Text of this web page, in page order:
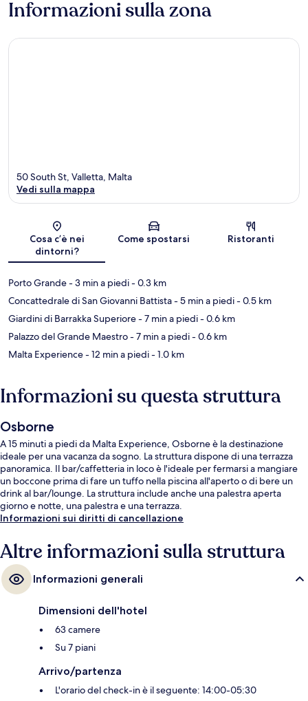
Informazioni sulla zona
Mappa
50 South St, Valletta, Malta
Vedi sulla mappa
Cosa c’è nei
dintorni?
Come spostarsi Ristoranti
Porto Grande- 3 min a piedi- 0.3 km
Concattedrale di San Giovanni Battista- 5 min a piedi- 0.5 km
Giardini di Barrakka Superiore- 7 min a piedi- 0.6 km
Palazzo del Grande Maestro- 7 min a piedi- 0.6 km
Malta Experience- 12 min a piedi- 1.0 km
Informazioni su questa struttura
Osborne
A 15 minuti a piedi da Malta Experience, Osborne è la destinazione
ideale per una vacanza da sogno. La struttura dispone di una terrazza
panoramica. Il bar/caffetteria in loco è l'ideale per fermarsi a mangiare
un boccone prima di fare un tuffo nella piscina all'aperto o di bere un
drink al bar/lounge. La struttura include anche una palestra aperta
giorno e notte, una palestra e una terrazza.
Informazioni sui diritti di cancellazione
Altre informazioni sulla struttura
Informazioni generali
Dimensioni dell'hotel
63 camere
Su 7 piani
Arrivo/partenza
L'orario del check-in è il seguente: 14:00-05:30